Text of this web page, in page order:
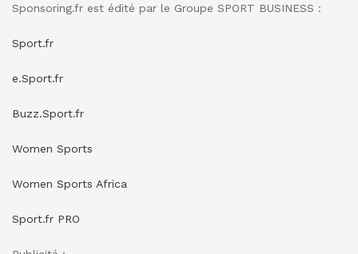
Sponsoring.fr est édité par le Groupe SPORT BUSINESS :
Sport.fr
e.Sport.fr
Buzz.Sport.fr
Women Sports
Women Sports Africa
Sport.fr PRO